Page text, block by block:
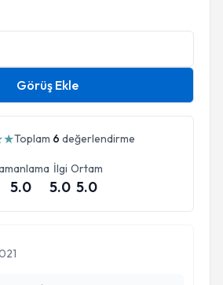
Görüş Ekle
★Toplam 6 değerlendirme
5.0
İlgi
5.0
Ortam
5.0